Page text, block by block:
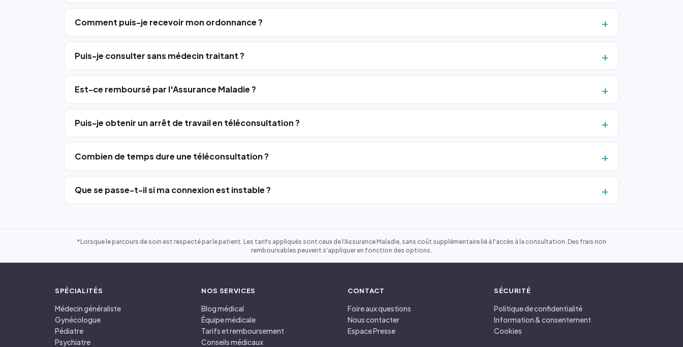
Comment puis-je recevoir mon ordonnance ?
Puis-je consulter sans médecin traitant ?
Est-ce remboursé par l'Assurance Maladie ?
Puis-je obtenir un arrêt de travail en téléconsultation ?
Combien de temps dure une téléconsultation ?
Que se passe-t-il si ma connexion est instable ?
*Lorsque le parcours de soin est respecté par le patient. Les tarifs appliqués sont ceux de l'Assurance Maladie, sans coût supplémentaire lié à l'accès à la consultation. Des frais non
remboursables peuvent s'appliquer en fonction des options.
SPÉCIALITÉS
Médecin généraliste
Gynécologue
Pédiatre
Psychiatre
NOS SERVICES
Blog médical
Équipe médicale
Tarifs et remboursement
Conseils médicaux
CONTACT
Foire aux questions
Nous contacter
Espace Presse
SÉCURITÉ
Politique de confidentialité
Information & consentement
Cookies